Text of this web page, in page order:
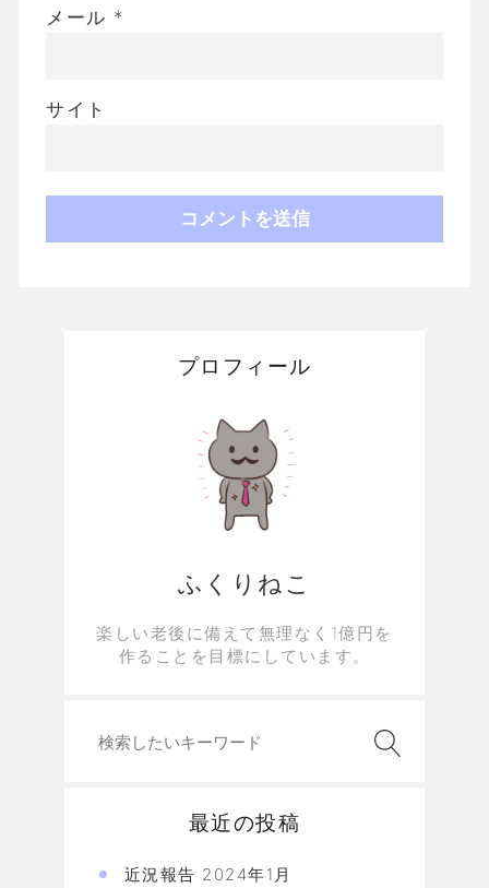
メール *
サイト
プロフィール
ふくりねこ
楽しい老後に備えて無理なく1億円を
作ることを目標にしています。
最近の投稿
近況報告 2024年1月